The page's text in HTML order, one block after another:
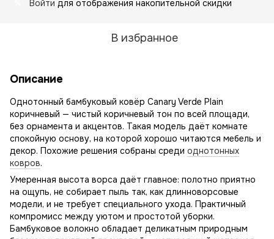
Войти для отображения накопительной скидки
В избранное
Описание
Однотонный бамбуковый ковёр Canary Verde Plain
коричневый — чистый коричневый тон по всей площади,
без орнамента и акцентов. Такая модель даёт комнате
спокойную основу, на которой хорошо читаются мебель и
декор. Похожие решения собраны среди однотонных
ковров.
Умеренная высота ворса даёт главное: полотно приятно
на ощупь, не собирает пыль так, как длинноворсовые
модели, и не требует специального ухода. Практичный
компромисс между уютом и простотой уборки.
Бамбуковое волокно обладает деликатным природным